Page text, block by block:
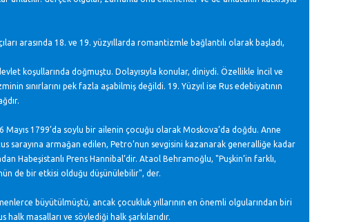
arasında 18. ve 19. yüzyıllarda romantizmle bağlantılı olarak başladı,
koşullarında doğmuştu. Dolayısıyla konular, diniydi. Özellikle İncil ve
sınırlarını pek fazla aşabilmiş değildi. 19. Yüzyıl ise Rus edebiyatının
Mayıs 1799’da soylu bir ailenin çocuğu olarak Moskova’da doğdu. Anne
sarayına armağan edilen, Petro’nun sevgisini kazanarak generalliğe kadar
Habeşistanlı Prens Hannibal’dir. Ataol Behramoğlu, "Puşkin’in farklı,
de bir etkisi olduğu düşünülebilir", der.
büyütülmüştü, ancak çocukluk yıllarının en önemli olgularından biri
halk masalları ve söylediği halk şarkılarıdır.